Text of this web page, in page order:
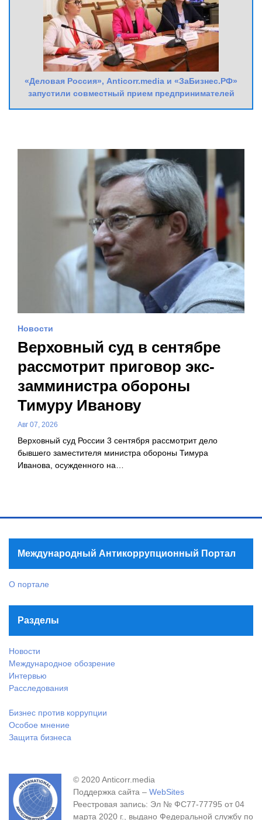
«Деловая Россия», Anticorr.media и «ЗаБизнес.РФ»
запустили совместный прием предпринимателей
Новости
Верховный суд в сентябре
рассмотрит приговор экс-
замминистра обороны
Тимуру Иванову
Авг 07, 2026
Верховный суд России 3 сентября рассмотрит дело
бывшего заместителя министра обороны Тимура
Иванова, осужденного на…
Международный Антикоррупционный Портал
О портале
Разделы
Новости
Международное обозрение
Интервью
Расследования
Бизнес против коррупции
Особое мнение
Защита бизнеса
© 2020 Anticorr.media
Поддержка сайта – WebSites
Реестровая запись: Эл № ФС77-77795 от 04
марта 2020 г., выдано Федеральной службу по